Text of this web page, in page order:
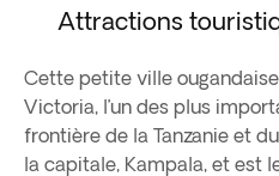
Attractions
Cette petite ville
Victoria, l’un des plus
frontière de la Tanzanie et
la capitale, Kampala, et est